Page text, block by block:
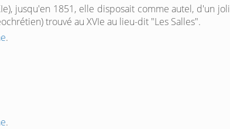
jusqu'en 1851, elle disposait comme autel, d'un joli
trouvé au XVIe au lieu-dit "Les Salles".
.
.